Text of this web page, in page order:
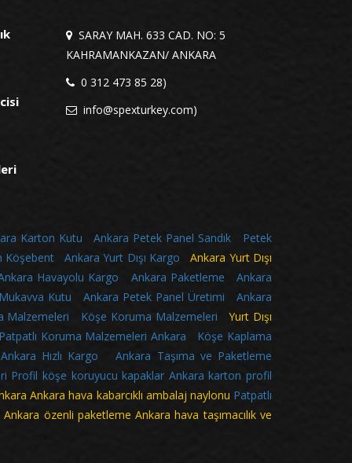
SARAY MAH. 633 CAD. NO: 5
KAHRAMANKAZAN/ ANKARA
0 312 473 85 28)
info@spexturkey.com)
Karton Kutu Ankara Petek Panel Sandık
Petek
Köşebent
Ankara Yurt Dışı Kargo Ankara Yurt Dışı
Havayolu Kargo
Ankara Paketleme
Ankara
Kutu
Ankara Petek Panel Üretimi
Ankara
Malzemeleri
Köşe Koruma Malzemeleri Yurt Dışı
Koruma Malzemeleri Ankara
Köşe Kaplama
Ankara Hızlı Kargo
Ankara Taşıma ve Paketleme
Profil köşe koruyucu kapaklar Ankara karton profil
Ankara hava kabarcıklı ambalaj naylonu Patpatlı
özenli paketleme Ankara hava taşımacılık ve